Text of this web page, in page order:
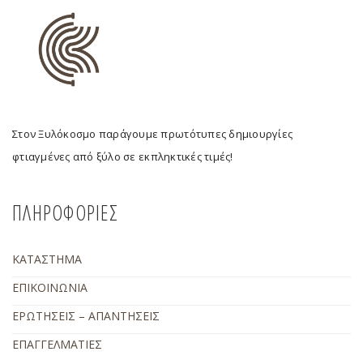
Στον Ξυλόκοσμο παράγουμε πρωτότυπες δημιουργίες
φτιαγμένες από ξύλο σε εκπληκτικές τιμές!
ΠΛΗΡΟΦΟΡΙΕΣ
ΚΑΤΑΣΤΗΜΑ
ΕΠΙΚΟΙΝΩΝΙΑ
ΕΡΩΤΗΣΕΙΣ – ΑΠΑΝΤΗΣΕΙΣ
ΕΠΑΓΓΕΛΜΑΤΙΕΣ